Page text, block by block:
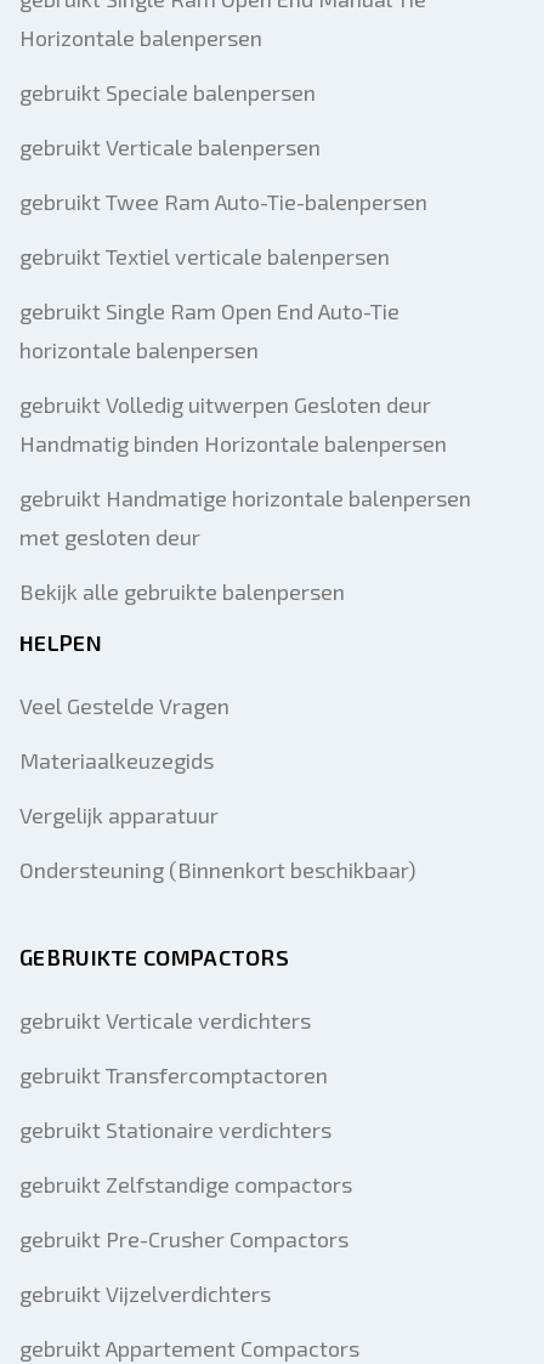
Horizontale balenpersen
gebruikt Speciale balenpersen
gebruikt Verticale balenpersen
gebruikt Twee Ram Auto-Tie-balenpersen
gebruikt Textiel verticale balenpersen
gebruikt Single Ram Open End Auto-Tie
horizontale balenpersen
gebruikt Volledig uitwerpen Gesloten deur
Handmatig binden Horizontale balenpersen
gebruikt Handmatige horizontale balenpersen
met gesloten deur
Bekijk alle gebruikte balenpersen
HELPEN
Veel Gestelde Vragen
Materiaalkeuzegids
Vergelijk apparatuur
Ondersteuning (Binnenkort beschikbaar)
GEBRUIKTE COMPACTORS
gebruikt Verticale verdichters
gebruikt Transfercomptactoren
gebruikt Stationaire verdichters
gebruikt Zelfstandige compactors
gebruikt Pre-Crusher Compactors
gebruikt Vijzelverdichters
gebruikt Appartement Compactors